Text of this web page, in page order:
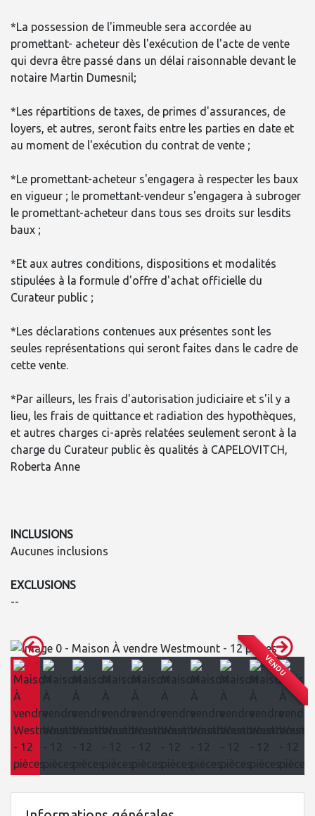
*La possession de l'immeuble sera accordée au
promettant- acheteur dès l'exécution de l'acte de vente
qui devra être passé dans un délai raisonnable devant le
notaire Martin Dumesnil;
*Les répartitions de taxes, de primes d'assurances, de
loyers, et autres, seront faits entre les parties en date et
au moment de l'exécution du contrat de vente ;
*Le promettant-acheteur s'engagera à respecter les baux
en vigueur ; le promettant-vendeur s'engagera à subroger
le promettant-acheteur dans tous ses droits sur lesdits
baux ;
*Et aux autres conditions, dispositions et modalités
stipulées à la formule d'offre d'achat officielle du
Curateur public ;
*Les déclarations contenues aux présentes sont les
seules représentations qui seront faites dans le cadre de
cette vente.
*Par ailleurs, les frais d'autorisation judiciaire et s'il y a
lieu, les frais de quittance et radiation des hypothèques,
et autres charges ci-après relatées seulement seront à la
charge du Curateur public ès qualités à CAPELOVITCH,
Roberta Anne
INCLUSIONS
Aucunes inclusions
EXCLUSIONS
--
VENDU